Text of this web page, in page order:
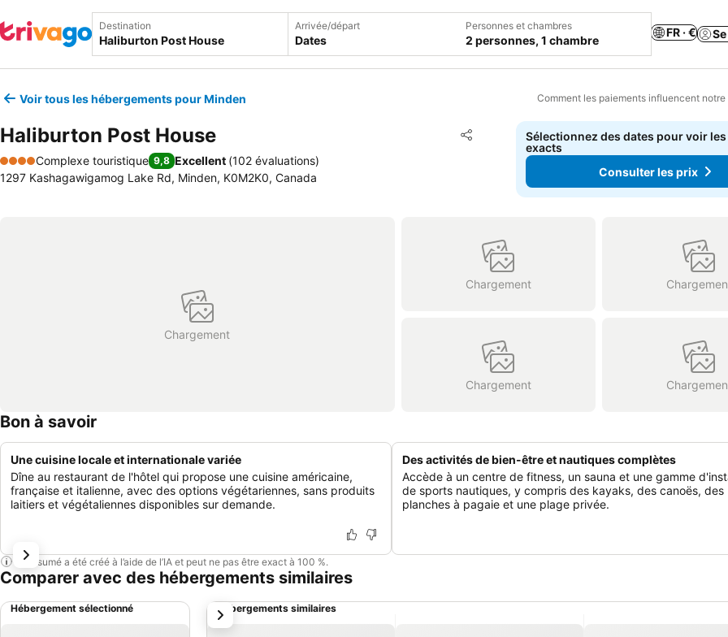
Destination Arrivée/départ
Dates
Personnes et chambres
2 personnes, 1 chambre
FR · €
Voir tous les hébergements pour Minden Comment les paiements influencent
Haliburton Post House Partager
Ajouter à mes favoris
4 Étoiles
Complexe touristique 9,8 Excellent (102 évaluations)
1297 Kashagawigamog Lake Rd, Minden, K0M2K0, Canada
Sélectionnez des dates pour voir
exacts
Consulter les prix
Chargement
Chargement
Chargement
Bon à savoir
Une cuisine locale et internationale variée
Dîne au restaurant de l'hôtel qui propose une cuisine américaine,
française et italienne, avec des options végétariennes, sans produits
laitiers et végétaliennes disponibles sur demande.
Des activités de bien-être et nautiques complètes
Accède à un centre de fitness, un sauna et une gamme
de sports nautiques, y compris des kayaks, des canoës, des
planches à pagaie et une plage privée.
Ce résumé a été créé à l’aide de l’IA et peut ne pas être exact à 100 %.
Comparer avec des hébergements similaires
Hébergement sélectionné Hébergements similaires
suivant